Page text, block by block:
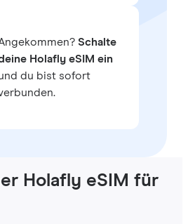
Schalte
Holafly eSIM ein
du bist sofort
Holafly eSIM für